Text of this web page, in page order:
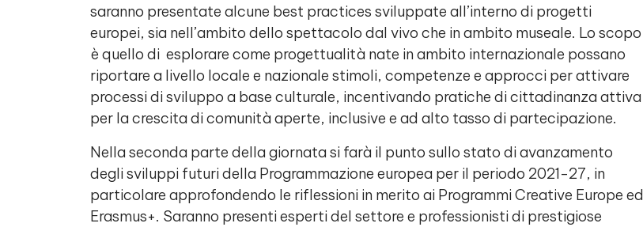
saranno presentate alcune best practices sviluppate all’interno di progetti
europei, sia nell’ambito dello spettacolo dal vivo che in ambito museale. Lo scopo
è quello di esplorare come progettualità nate in ambito internazionale possano
riportare a livello locale e nazionale stimoli, competenze e approcci per attivare
processi di sviluppo a base culturale, incentivando pratiche di cittadinanza attiva
per la crescita di comunità aperte, inclusive e ad alto tasso di partecipazione.
Nella seconda parte della giornata si farà il punto sullo stato di avanzamento
degli sviluppi futuri della Programmazione europea per il periodo 2021-27, in
particolare approfondendo le riflessioni in merito ai Programmi Creative Europe ed
Erasmus+. Saranno presenti esperti del settore e professionisti di prestigiose